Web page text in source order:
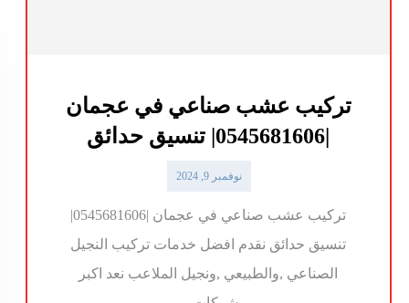
تركيب عشب صناعي في عجمان
نوفمبر 9, 2024
تركيب عشب صناعي في عجمان |0545681606|
تنسيق حدائق نقدم افضل خدمات تركيب النجيل
الصناعي ,والطبيعي ,ونجيل الملاعب نعد اكبر